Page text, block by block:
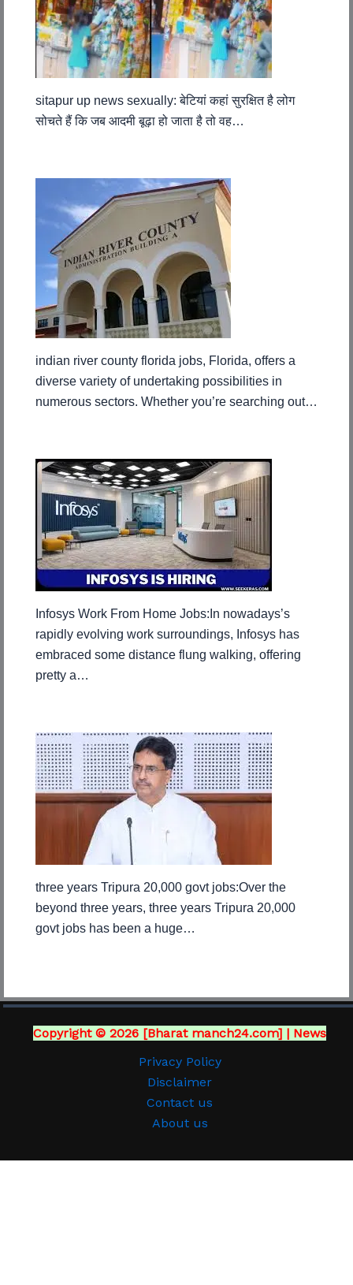
sitapur up news sexually: बेटियां कहां सुरक्षित है लोग
सोचते हैं कि जब आदमी बूढ़ा हो जाता है तो वह…
indian river county florida jobs, Florida, offers a
diverse variety of undertaking possibilities in
numerous sectors. Whether you’re searching out…
Infosys Work From Home Jobs:In nowadays’s
rapidly evolving work surroundings, Infosys has
embraced some distance flung walking, offering
pretty a…
three years Tripura 20,000 govt jobs:Over the
beyond three years, three years Tripura 20,000
govt jobs has been a huge…
Copyright © 2026 [Bharat manch24.com] | News
Privacy Policy
Disclaimer
Contact us
About us